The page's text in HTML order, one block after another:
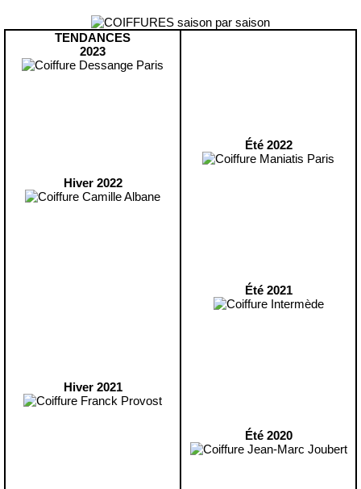
TENDANCES
2023
Hiver 2022
Hiver 2021
Été 2022
Été 2021
Été 2020